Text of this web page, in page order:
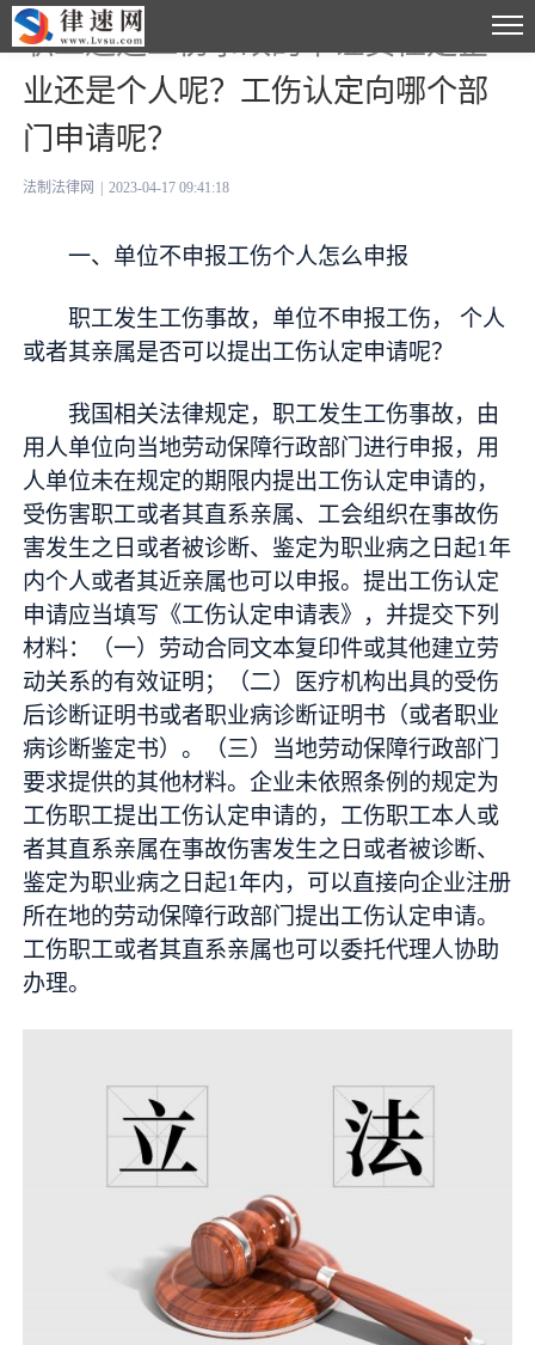
职工遭遇工伤事故的举证责任是企
业还是个人呢？工伤认定向哪个部
门申请呢？
法制法律网 2023-04-17 09:41:18
一、单位不申报工伤个人怎么申报
职工发生工伤事故，单位不申报工伤， 个人
或者其亲属是否可以提出工伤认定申请呢？
我国相关法律规定，职工发生工伤事故，由
用人单位向当地劳动保障行政部门进行申报，用
人单位未在规定的期限内提出工伤认定申请的，
受伤害职工或者其直系亲属、工会组织在事故伤
害发生之日或者被诊断、鉴定为职业病之日起1年
内个人或者其近亲属也可以申报。提出工伤认定
申请应当填写《工伤认定申请表》，并提交下列
材料：（一）劳动合同文本复印件或其他建立劳
动关系的有效证明；（二）医疗机构出具的受伤
后诊断证明书或者职业病诊断证明书（或者职业
病诊断鉴定书）。（三）当地劳动保障行政部门
要求提供的其他材料。企业未依照条例的规定为
工伤职工提出工伤认定申请的，工伤职工本人或
者其直系亲属在事故伤害发生之日或者被诊断、
鉴定为职业病之日起1年内，可以直接向企业注册
所在地的劳动保障行政部门提出工伤认定申请。
工伤职工或者其直系亲属也可以委托代理人协助
办理。